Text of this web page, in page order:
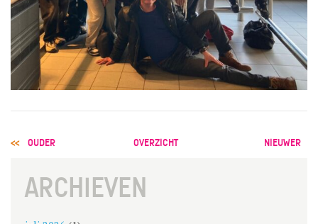
POST
NAVIGATION
OUDER OVERZICHT NIEUWER
ARCHIEVEN